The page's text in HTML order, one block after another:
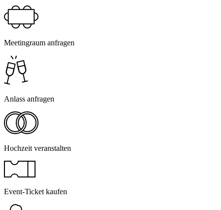
Meetingraum anfragen
Anlass anfragen
Hochzeit veranstalten
Event-Ticket kaufen